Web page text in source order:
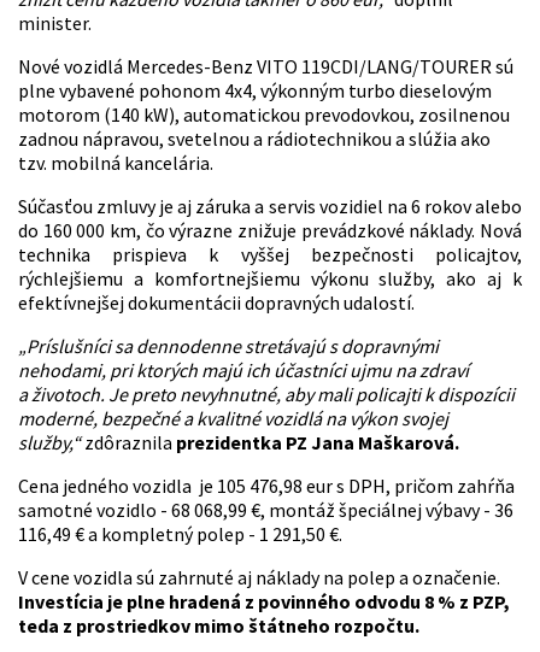
minister.
Nové vozidlá Mercedes-Benz VITO 119CDI/LANG/TOURER sú
plne vybavené pohonom 4x4, výkonným turbo dieselovým
motorom (140 kW), automatickou prevodovkou, zosilnenou
zadnou nápravou, svetelnou a rádiotechnikou a slúžia ako
tzv. mobilná kancelária.
Súčasťou zmluvy je aj záruka a servis vozidiel na 6 rokov alebo
do 160 000 km, čo výrazne znižuje prevádzkové náklady. Nová
technika prispieva k vyššej bezpečnosti policajtov,
rýchlejšiemu a komfortnejšiemu výkonu služby, ako aj k
efektívnejšej dokumentácii dopravných udalostí.
„Príslušníci sa dennodenne stretávajú s dopravnými
nehodami, pri ktorých majú ich účastníci ujmu na zdraví
a životoch. Je preto nevyhnutné, aby mali policajti k dispozícii
moderné, bezpečné a kvalitné vozidlá na výkon svojej
služby,“zdôraznila prezidentka PZ Jana Maškarová.
Cena jedného vozidla je 105 476,98 eur s DPH, pričom zahŕňa
samotné vozidlo - 68 068,99 €, montáž špeciálnej výbavy - 36
116,49 € a kompletný polep - 1 291,50 €.
V cene vozidla sú zahrnuté aj náklady na polep a označenie.
Investícia je plne hradená z povinného odvodu 8 % z PZP,
teda z prostriedkov mimo štátneho rozpočtu.